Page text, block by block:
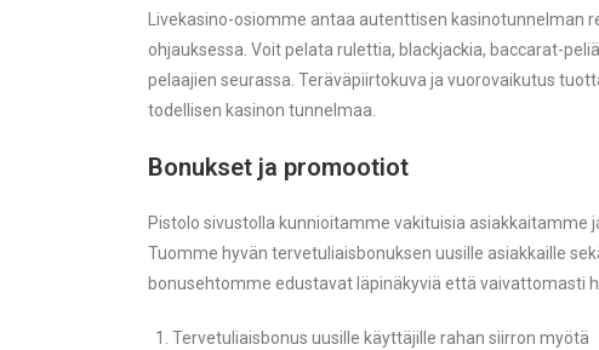
Livekasino-osiomme antaa autenttisen
ohjauksessa. Voit pelata rulettia, blackjackia, baccarat-
pelaajien seurassa. Teräväpiirtokuva ja vuorovaikutus
todellisen kasinon tunnelmaa.
Bonukset ja promootiot
Pistolo sivustolla kunnioitamme vakituisia asiakkaitamme
Tuomme hyvän tervetuliaisbonuksen uusille asiakkaille
bonusehtomme edustavat läpinäkyviä että vaivattomasti
Tervetuliaisbonus uusille käyttäjille rahan siirron myötä